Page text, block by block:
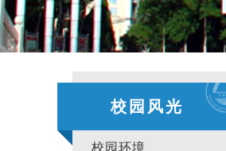
校园风光
校园环境